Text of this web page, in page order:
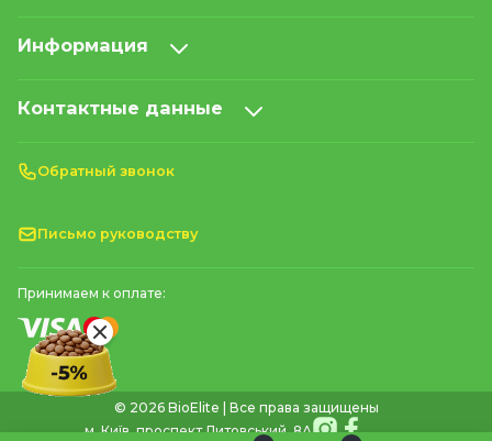
Информация
Контактные данные
Обратный звонок
Письмо руководству
Принимаем к оплате:
© 2026 BioElite | Все права защищены
м. Київ, проспект Литовський, 8А